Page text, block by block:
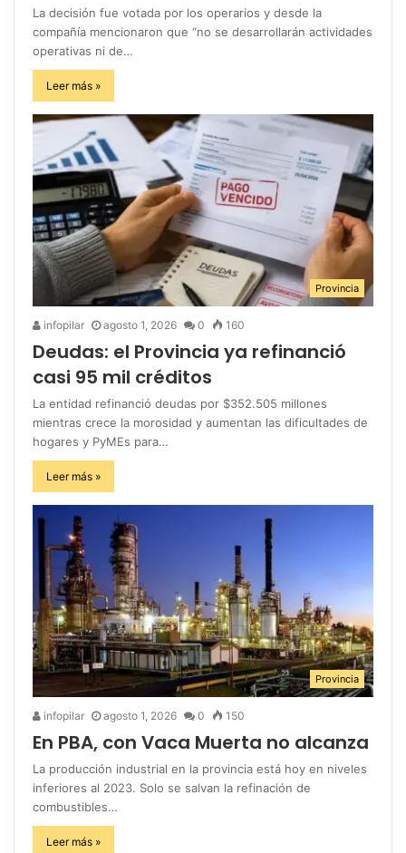
La decisión fue votada por los operarios y desde la
compañía mencionaron que “no se desarrollarán actividades
operativas ni de…
Leer más »
Provincia
infopilar agosto 1, 2026 0 160
Deudas: el Provincia ya refinanció
casi 95 mil créditos
La entidad refinanció deudas por $352.505 millones
mientras crece la morosidad y aumentan las dificultades de
hogares y PyMEs para…
Leer más »
Provincia
infopilar agosto 1, 2026 0 150
En PBA, con Vaca Muerta no alcanza
La producción industrial en la provincia está hoy en niveles
inferiores al 2023. Solo se salvan la refinación de
combustibles…
Leer más »